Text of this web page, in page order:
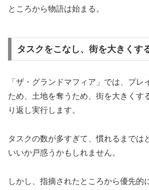
ところから物語は始まる。
タスクをこなし、街を大きくす
「ザ・グランドマフィア」では、プレ
ため、土地を奪うため、街を大きくす
り返し実行します。
タスクの数が多すぎて、慣れるまでは
いいか戸惑うかもしれません。
しかし、指摘されたところから優先的